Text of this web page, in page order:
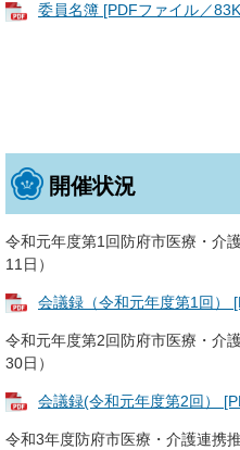
委員名簿 [PDFファイル／
開催状況
令和元年度第1回防府市医療・介
11日）
会議録（令和元年度第1回）
令和元年度第2回防府市医療・介
30日）
会議録(令和元年度第2回）
令和3年度防府市医療・介護連携